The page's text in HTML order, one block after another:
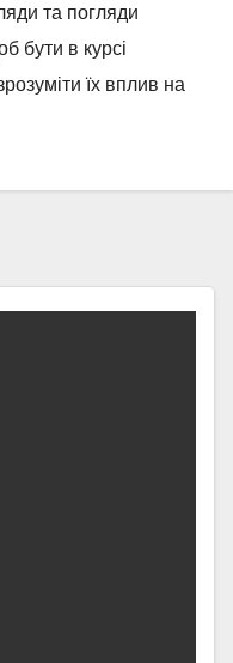
та погляди
бути в курсі
їх вплив на